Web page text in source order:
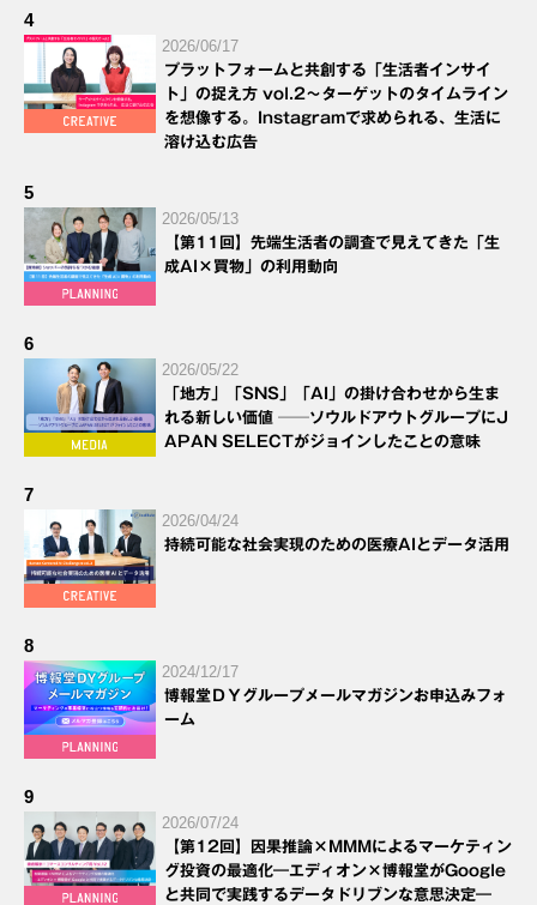
4
2026/06/17
プラットフォームと共創する「生活者インサイ
ト」の捉え方 vol.2～ターゲットのタイムライン
を想像する。Instagramで求められる、生活に
溶け込む広告
5
2026/05/13
【第11回】先端生活者の調査で見えてきた「生
成AI×買物」の利用動向
6
2026/05/22
「地方」「SNS」「AI」の掛け合わせから生ま
れる新しい価値 ──ソウルドアウトグループにJ
APAN SELECTがジョインしたことの意味
7
2026/04/24
持続可能な社会実現のための医療AIとデータ活用
8
2024/12/17
博報堂ＤＹグループメールマガジンお申込みフォ
ーム
9
2026/07/24
【第12回】因果推論×MMMによるマーケティン
グ投資の最適化―エディオン×博報堂がGoogle
と共同で実践するデータドリブンな意思決定―